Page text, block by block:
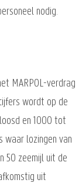
nodig.
MARPOL-verdrag
wordt op de
en 1000 tot
waar lozingen van
50 zeemijl uit de
uit